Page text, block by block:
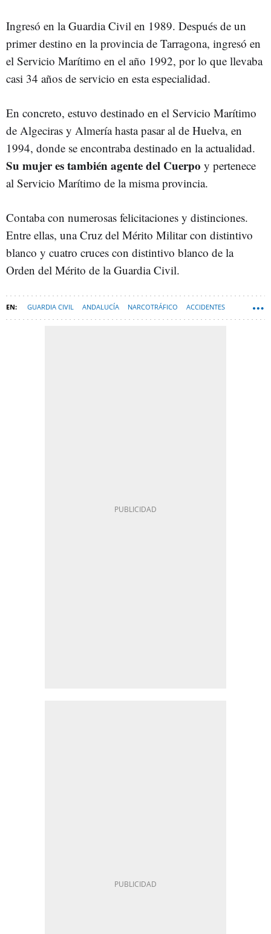
Ingresó en la Guardia Civil en 1989. Después de un
primer destino en la provincia de Tarragona, ingresó en
el Servicio Marítimo en el año 1992, por lo que llevaba
casi 34 años de servicio en esta especialidad.
En concreto, estuvo destinado en el Servicio Marítimo
de Algeciras y Almería hasta pasar al de Huelva, en
1994, donde se encontraba destinado en la actualidad.
Su mujer es también agente del Cuerpo y pertenece
al Servicio Marítimo de la misma provincia.
Contaba con numerosas felicitaciones y distinciones.
Entre ellas, una Cruz del Mérito Militar con distintivo
blanco y cuatro cruces con distintivo blanco de la
Orden del Mérito de la Guardia Civil.
GUARDIA CIVIL ANDALUCÍA NARCOTRÁFICO ACCIDENTES